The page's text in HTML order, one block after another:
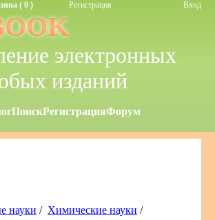
( 0 ) Регистрация Вход
электронных
изданий
ПоискРегистрацияФорум
науки / Химические науки /